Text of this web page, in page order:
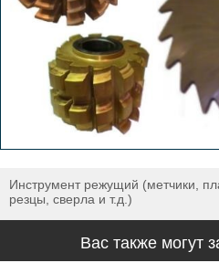
Инструмент режущий (метчики,
резцы, сверла и т.д.)
Вас также могут